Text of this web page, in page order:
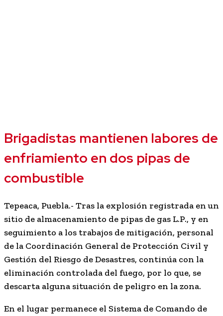
Brigadistas mantienen labores de
enfriamiento en dos pipas de
combustible
Tepeaca, Puebla.- Tras la explosión registrada en un
sitio de almacenamiento de pipas de gas L.P., y en
seguimiento a los trabajos de mitigación, personal
de la Coordinación General de Protección Civil y
Gestión del Riesgo de Desastres, continúa con la
eliminación controlada del fuego, por lo que, se
descarta alguna situación de peligro en la zona.
En el lugar permanece el Sistema de Comando de